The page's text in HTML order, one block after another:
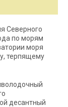
Северного
по морям
моря
терпящему
десантный